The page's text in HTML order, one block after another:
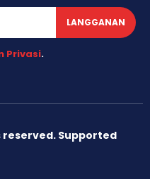
LANGGANAN
Privasi.
reserved. Supported